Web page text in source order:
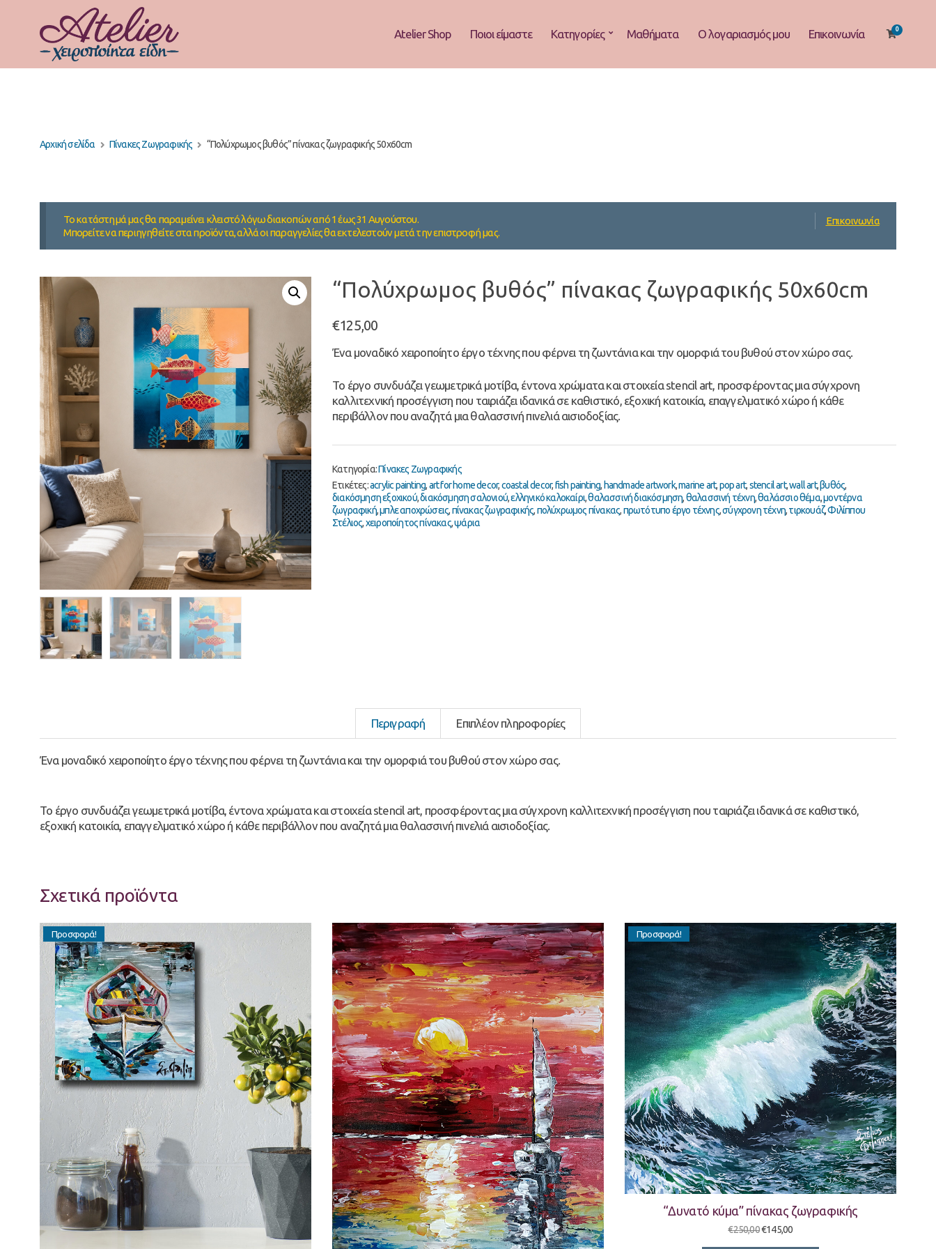
Atelier Shop Ποιοι είμαστε Κατηγορίες Μαθήματα Ο λογαριασμός μου Επικοινωνία 0
Αρχική σελίδα Πίνακες Ζωγραφικής “Πολύχρωμος βυθός” πίνακας ζωγραφικής 50x60cm
Επικοινωνία
Το κατάστημά μας θα παραμείνει κλειστό λόγω διακοπών από 1 έως 31 Αυγούστου.
Μπορείτε να περιηγηθείτε στα προϊόντα, αλλά οι παραγγελίες θα εκτελεστούν μετά την επιστροφή μας.
“Πολύχρωμος βυθός” πίνακας ζωγραφικής 50x60cm
€125,00
Ένα μοναδικό χειροποίητο έργο τέχνης που φέρνει τη ζωντάνια και την ομορφιά του βυθού στον χώρο σας.
Το έργο συνδυάζει γεωμετρικά μοτίβα, έντονα χρώματα και στοιχεία stencil art, προσφέροντας μια σύγχρονη
καλλιτεχνική προσέγγιση που ταιριάζει ιδανικά σε καθιστικό, εξοχική κατοικία, επαγγελματικό χώρο ή κάθε
περιβάλλον που αναζητά μια θαλασσινή πινελιά αισιοδοξίας.
Κατηγορία:Πίνακες Ζωγραφικής
Ετικέτες:acrylic painting,art for home decor,coastal decor,fish painting, handmade artwork,marine art,pop art,stencil art,wall art,βυθός,
διακόσμηση εξοχικού,διακόσμηση σαλονιού,ελληνικό καλοκαίρι,θαλασσινή διακόσμηση,θαλασσινή τέχνη,θαλάσσιο θέμα,μοντέρνα
ζωγραφική,μπλε αποχρώσεις,πίνακας ζωγραφικής,πολύχρωμος πίνακας,πρωτότυπο έργο τέχνης,σύγχρονη τέχνη,τιρκουάζ,Φιλίππου
Στέλιος,χειροποίητος πίνακας,ψάρια
Περιγραφή Επιπλέον πληροφορίες
Ένα μοναδικό χειροποίητο έργο τέχνης που φέρνει τη ζωντάνια και την ομορφιά του βυθού στον χώρο σας.
Το έργο συνδυάζει γεωμετρικά μοτίβα, έντονα χρώματα και στοιχεία stencil art, προσφέροντας μια σύγχρονη καλλιτεχνική προσέγγιση που ταιριάζει ιδανικά σε καθιστικό,
εξοχική κατοικία, επαγγελματικό χώρο ή κάθε περιβάλλον που αναζητά μια θαλασσινή πινελιά αισιοδοξίας.
Σχετικά προϊόντα
Προσφορά! Προσφορά!
“Δυνατό κύμα” πίνακας ζωγραφικής
€250,00Original
€145,00Η